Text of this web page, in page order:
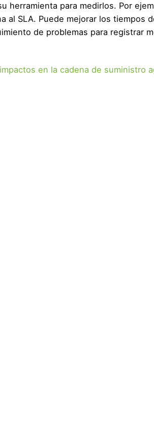
herramienta para medirlos. Por
al SLA. Puede mejorar los tiempos
de problemas para registrar
en la cadena de suministro